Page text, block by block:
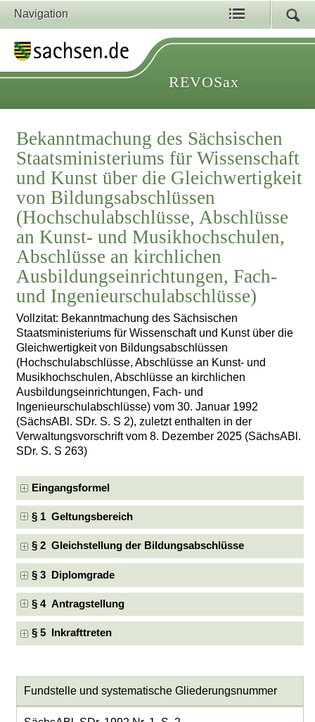
Navigation
REVOSax
Bekanntmachung des Sächsischen
Staatsministeriums für Wissenschaft
und Kunst über die Gleichwertigkeit
von Bildungsabschlüssen
(Hochschulabschlüsse, Abschlüsse
an Kunst- und Musikhochschulen,
Abschlüsse an kirchlichen
Ausbildungseinrichtungen, Fach-
und Ingenieurschulabschlüsse)
Vollzitat: Bekanntmachung des Sächsischen
Staatsministeriums für Wissenschaft und Kunst über die
Gleichwertigkeit von Bildungsabschlüssen
(Hochschulabschlüsse, Abschlüsse an Kunst- und
Musikhochschulen, Abschlüsse an kirchlichen
Ausbildungseinrichtungen, Fach- und
Ingenieurschulabschlüsse) vom 30. Januar 1992
(SächsABl. SDr. S. S 2), zuletzt enthalten in der
Verwaltungsvorschrift vom 8. Dezember 2025 (SächsABl.
SDr. S. S 263)
Eingangsformel
§ 1 Geltungsbereich
§ 2 Gleichstellung der Bildungsabschlüsse
§ 3 Diplomgrade
§ 4 Antragstellung
§ 5 Inkrafttreten
Fundstelle und systematische Gliederungsnummer